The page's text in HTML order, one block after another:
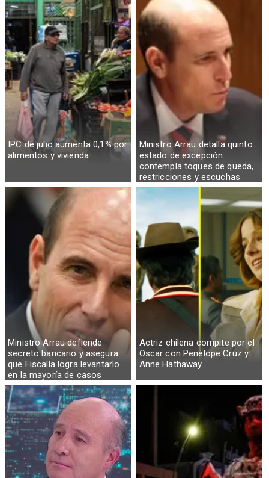
IPC de julio aumenta 0,1% por
alimentos y vivienda
Ministro Arrau detalla quinto
estado de excepción:
contempla toques de queda,
restricciones y escuchas
telefónicas en zonas críticas
Ministro Arrau defiende
secreto bancario y asegura
que Fiscalía logra levantarlo
en la mayoría de casos
Actriz chilena compite por el
Oscar con Penélope Cruz y
Anne Hathaway